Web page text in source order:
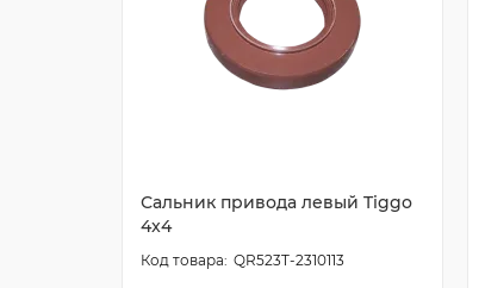
Сальник привода левый Tiggo
4x4
QR523T-2310113